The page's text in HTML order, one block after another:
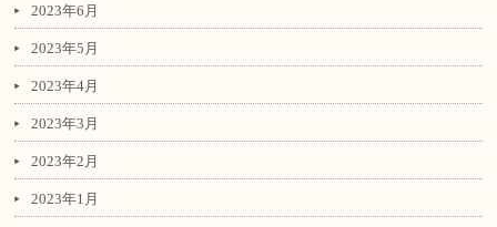
2023年6月
2023年5月
2023年4月
2023年3月
2023年2月
2023年1月